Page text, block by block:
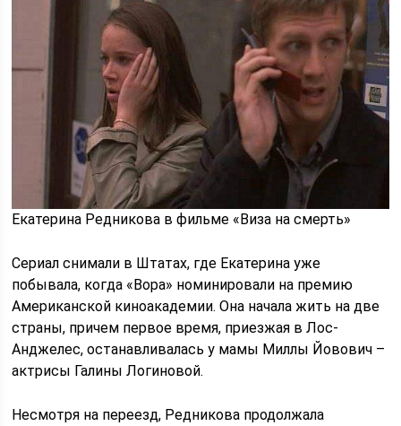
Екатерина Редникова в фильме «Виза на смерть»
Сериал снимали в Штатах, где Екатерина уже
побывала, когда «Вора» номинировали на премию
Американской киноакадемии. Она начала жить на две
страны, причем первое время, приезжая в Лос-
Анджелес, останавливалась у мамы Миллы Йовович –
актрисы Галины Логиновой.
Несмотря на переезд, Редникова продолжала